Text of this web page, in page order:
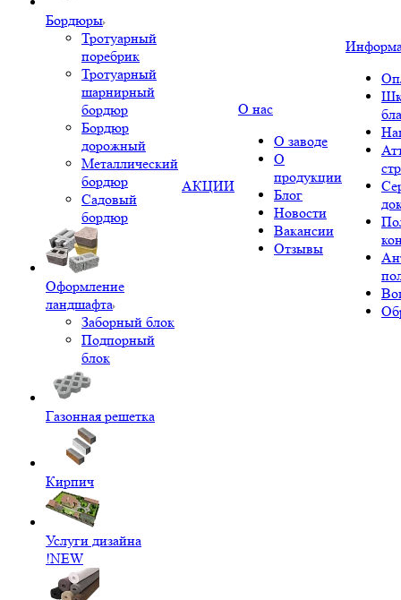
Бордюры
Тротуарный
поребрик
Тротуарный
шарнирный
бордюр
Бордюр
дорожный
Металлический
бордюр
Садовый
бордюр
Оформление
ландшафта
Заборный блок
Подпорный
блок
Газонная решетка
Кирпич
Услуги дизайна
!NEW
АКЦИИ
О нас
О заводе
О
продукции
Блог
Новости
Вакансии
Отзывы